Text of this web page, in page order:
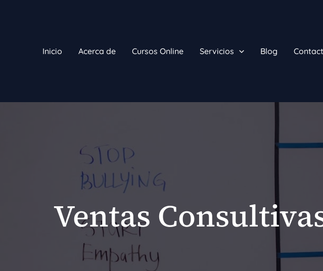
Inicio Acerca de Cursos Online Servicios Blog
Ventas